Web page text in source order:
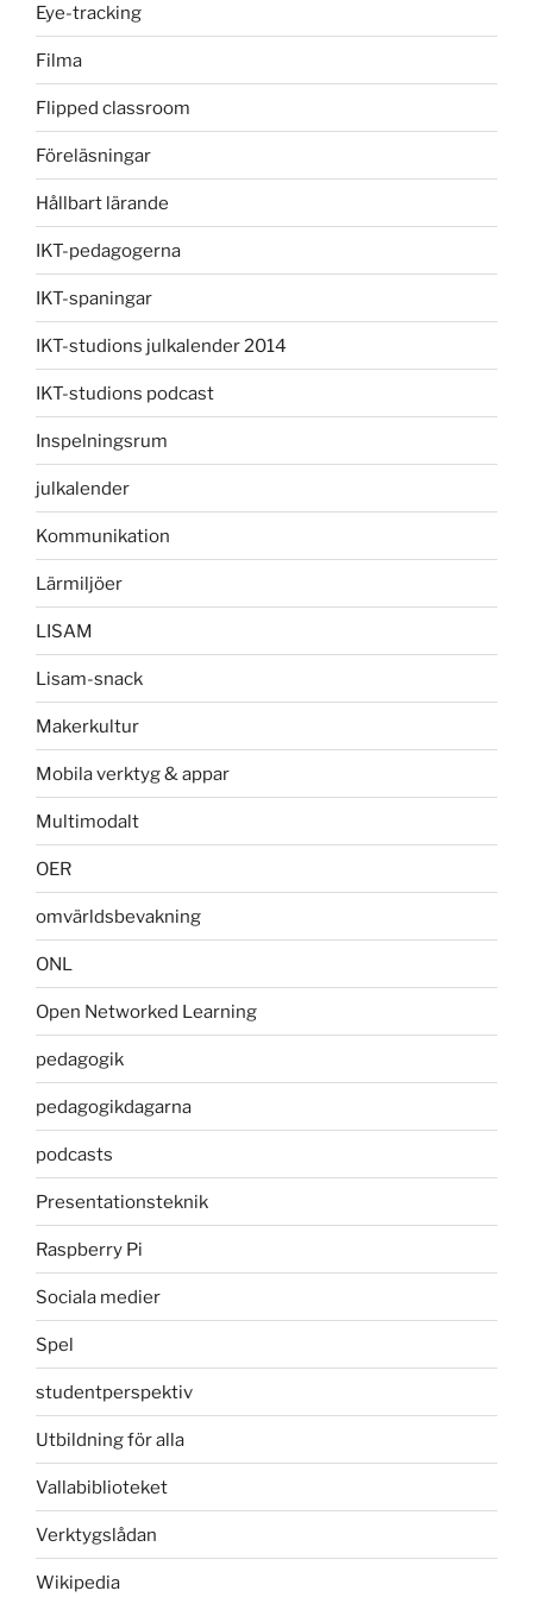
Eye-tracking
Filma
Flipped classroom
Föreläsningar
Hållbart lärande
IKT-pedagogerna
IKT-spaningar
IKT-studions julkalender 2014
IKT-studions podcast
Inspelningsrum
julkalender
Kommunikation
Lärmiljöer
LISAM
Lisam-snack
Makerkultur
Mobila verktyg & appar
Multimodalt
OER
omvärldsbevakning
ONL
Open Networked Learning
pedagogik
pedagogikdagarna
podcasts
Presentationsteknik
Raspberry Pi
Sociala medier
Spel
studentperspektiv
Utbildning för alla
Vallabiblioteket
Verktygslådan
Wikipedia